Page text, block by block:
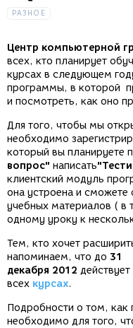
РАЗНОЕ
Центр компьютерной
всех, кто планирует
курсах в следующем
программы, в которой
и посмотреть, как оно
Для того, чтобы мы
необходимо
который вы планируете
вопрос" написать
клиентский модуль
она устроена и сможете
учебных материалов (
одному уроку к
Тем, кто хочет
напоминаем, что до 31
декабря 2012 действует
всех курсах.
Подробности о том, как
необходимо для того,